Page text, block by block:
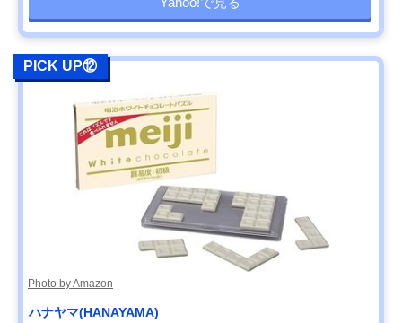
PICK UP⑫
Photo by Amazon
ハナヤマ(HANAYAMA)